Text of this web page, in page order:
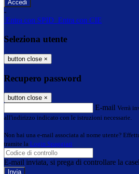
-
Entra con SPID Entra con CIE
Seleziona utente
button close ×
Recupero password
button close ×
E-mail Verrà
all'indirizzo indicato con le istruzioni necessarie.
Non hai una e-mail associata al nome utente?
tramite la Login Spaggiari
E-mail inviata, si prega di controllare la